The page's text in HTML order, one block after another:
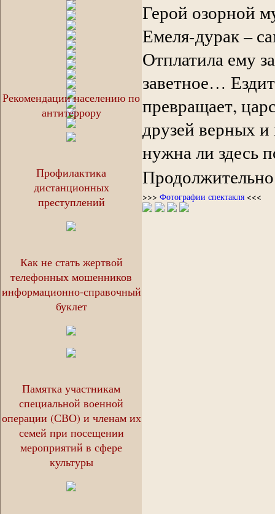
Рекомендации населению по
антитеррору
Профилактика
дистанционных
преступлений
Как не стать жертвой
телефонных мошенников
информационно-справочный
буклет
Памятка участникам
специальной военной
операции (СВО) и членам их
семей при посещении
мероприятий в сфере
культуры
Герой озорной
Емеля-дурак –
Отплатила ему
заветное…
превращает,
друзей верных
нужна ли здесь
>>> Фотографии спектакля <<<